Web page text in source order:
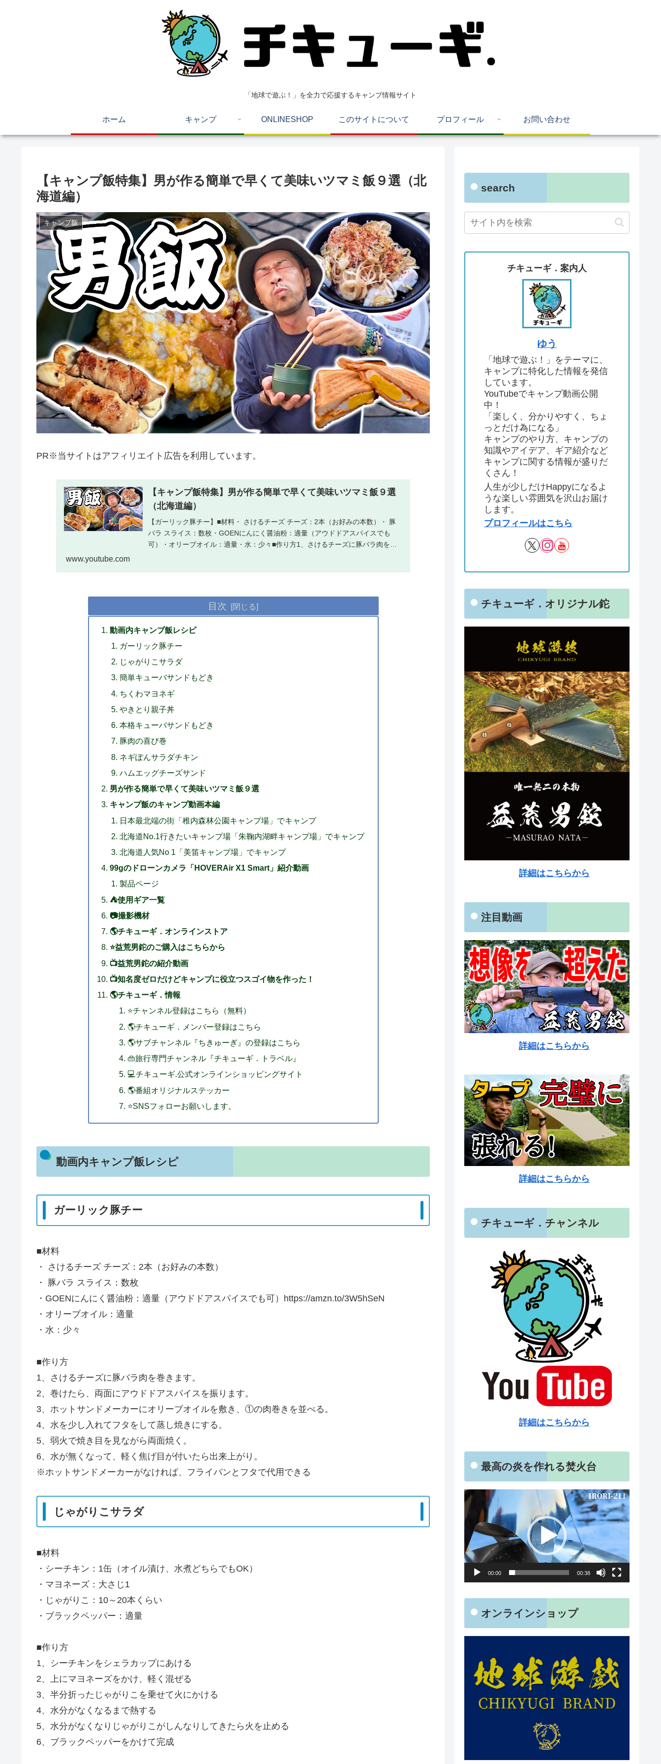
「地球で遊ぶ！」を全力で応援するキャンプ情報サイト
ホーム キャンプ ONLINESHOP このサイトについて プロフィール お問い合わせ
【キャンプ飯特集】男が作る簡単で早くて美味いツマミ飯９選（北
海道編）
キャンプ飯
PR※当サイトはアフィリエイト広告を利用しています。
【キャンプ飯特集】男が作る簡単で早くて美味いツマミ飯９選
（北海道編）
【ガーリック豚チー】■材料・ さけるチーズ チーズ：2本（お好みの本数）・ 豚
バラ スライス：数枚・GOENにんにく醤油粉：適量（アウドドアスパイスでも
可）・オリーブオイル：適量・水：少々■作り方1、さけるチーズに豚バラ肉を巻
www.youtube.com
目次
動画内キャンプ飯レシピ
ガーリック豚チー
じゃがりこサラダ
簡単キューバサンドもどき
ちくわマヨネギ
やきとり親子丼
本格キューバサンドもどき
豚肉の喜び巻
ネギぽんサラダチキン
ハムエッグチーズサンド
男が作る簡単で早くて美味いツマミ飯９選
キャンプ飯のキャンプ動画本編
日本最北端の街「稚内森林公園キャンプ場」でキャンプ
北海道No.1行きたいキャンプ場「朱鞠内湖畔キャンプ場」でキャンプ
北海道人気No 1「美笛キャンプ場」でキャンプ
99gのドローンカメラ「HOVERAir X1 Smart」紹介動画
製品ページ
⛺使用ギア一覧
📷撮影機材
🌎チキューギ．オンラインストア
⭐益荒男鉈のご購入はこちらから
📺益荒男鉈の紹介動画
📺知名度ゼロだけどキャンプに役立つスゴイ物を作った！
🌎チキューギ．情報
⭐チャンネル登録はこちら（無料）
🌎チキューギ．メンバー登録はこちら
🌎サブチャンネル『ちきゅーぎ』の登録はこちら
👜旅行専門チャンネル『チキューギ．トラベル』
💻チキューギ.公式オンラインショッピングサイト
🌎番組オリジナルステッカー
⭐SNSフォローお願いします。
動画内キャンプ飯レシピ
ガーリック豚チー
■材料
・ さけるチーズ チーズ：2本（お好みの本数）
・ 豚バラ スライス：数枚
・GOENにんにく醤油粉：適量（アウドドアスパイスでも可）https://amzn.to/3W5hSeN
・オリーブオイル：適量
・水：少々
■作り方
1、さけるチーズに豚バラ肉を巻きます。
2、巻けたら、両面にアウドドアスパイスを振ります。
3、ホットサンドメーカーにオリーブオイルを敷き、①の肉巻きを並べる。
4、水を少し入れてフタをして蒸し焼きにする。
5、弱火で焼き目を見ながら両面焼く。
6、水が無くなって、軽く焦げ目が付いたら出来上がり。
※ホットサンドメーカーがなければ、フライパンとフタで代用できる
じゃがりこサラダ
■材料
・シーチキン：1缶（オイル漬け、水煮どちらでもOK）
・マヨネーズ：大さじ1
・じゃがりこ：10～20本くらい
・ブラックペッパー：適量
■作り方
1、シーチキンをシェラカップにあける
2、上にマヨネーズをかけ、軽く混ぜる
3、半分折ったじゃがりこを乗せて火にかける
4、水分がなくなるまで熱する
5、水分がなくなりじゃがりこがしんなりしてきたら火を止める
6、ブラックペッパーをかけて完成
search
チキューギ．案内人
ゆう
「地球で遊ぶ！」をテーマに、
キャンプに特化した情報を発信
しています。
YouTubeでキャンプ動画公開
中！
「楽しく、分かりやすく、ちょ
っとだけ為になる」
キャンプのやり方、キャンプの
知識やアイデア、ギア紹介など
キャンプに関する情報が盛りだ
くさん！
人生が少しだけHappyになるよ
うな楽しい雰囲気を沢山お届け
します。
プロフィールはこちら
チキューギ．オリジナル鉈
詳細はこちらから
注目動画
詳細はこちらから
詳細はこちらから
チキューギ．チャンネル
詳細はこちらから
最高の炎を作れる焚火台
動
画
レ
ー
00:00 00:38
オンラインショップ